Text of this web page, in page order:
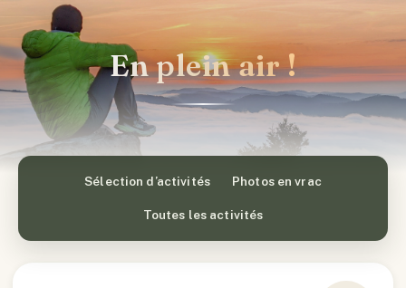
En plein air !
Sélection d’activités Photos en vrac
Toutes les activités